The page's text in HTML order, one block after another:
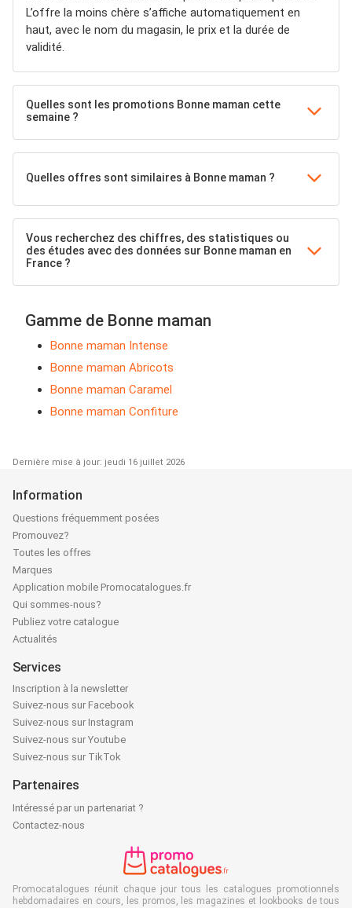
L’offre la moins chère s’affiche automatiquement en
haut, avec le nom du magasin, le prix et la durée de
validité.
Quelles sont les promotions Bonne maman cette
semaine ?
Quelles offres sont similaires à Bonne maman ?
Vous recherchez des chiffres, des statistiques ou
des études avec des données sur Bonne maman en
France ?
Gamme de Bonne maman
Bonne maman Intense
Bonne maman Abricots
Bonne maman Caramel
Bonne maman Confiture
Dernière mise à jour: jeudi 16 juillet 2026
Information
Questions fréquemment posées
Promouvez?
Toutes les offres
Marques
Application mobile Promocatalogues.fr
Qui sommes-nous?
Publiez votre catalogue
Actualités
Services
Inscription à la newsletter
Suivez-nous sur Facebook
Suivez-nous sur Instagram
Suivez-nous sur Youtube
Suivez-nous sur TikTok
Partenaires
Intéressé par un partenariat ?
Contactez-nous
Promocatalogues réunit chaque jour tous les catalogues promotionnels
hebdomadaires en cours, les promos, les magazines et lookbooks de tous